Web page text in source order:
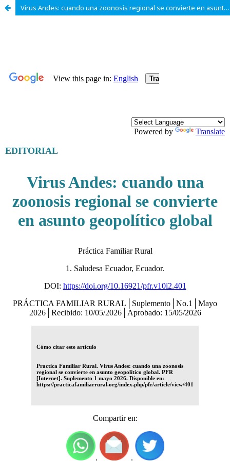
Virus Andes: cuando una zoonosis regional se convierte en asunto geopolítico global